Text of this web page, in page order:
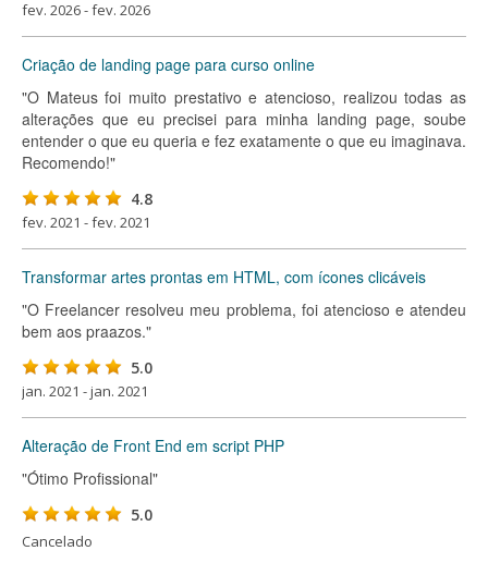
fev. 2026 - fev. 2026
Criação de landing page para curso online
"O Mateus foi muito prestativo e atencioso, realizou todas as
alterações que eu precisei para minha landing page, soube
entender o que eu queria e fez exatamente o que eu imaginava.
Recomendo!"
4.8
fev. 2021 - fev. 2021
Transformar artes prontas em HTML, com ícones clicáveis
"O Freelancer resolveu meu problema, foi atencioso e atendeu
bem aos praazos."
5.0
jan. 2021 - jan. 2021
Alteração de Front End em script PHP
"Ótimo Profissional"
5.0
Cancelado